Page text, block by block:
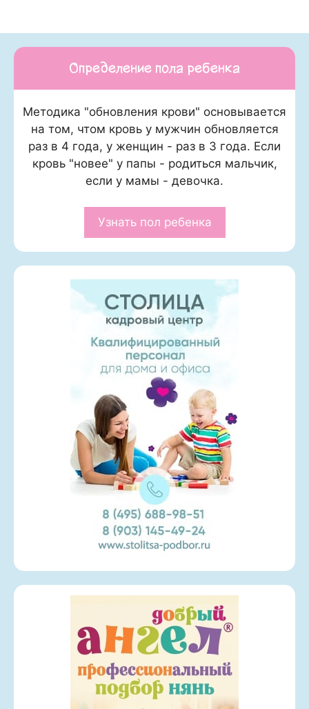
Определение пола ребенка
Методика "обновления крови" основывается
на том, чтом кровь у мужчин обновляется
раз в 4 года, у женщин - раз в 3 года. Если
кровь "новее" у папы - родиться мальчик,
если у мамы - девочка.
Узнать пол ребенка